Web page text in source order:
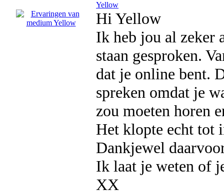
Yellow
Hi Yellow
Ik heb jou al zeker
staan gesproken.
dat je online bent.
spreken omdat je
zou moeten horen
Het klopte echt tot
Dankjewel
Ik laat je weten of
XX